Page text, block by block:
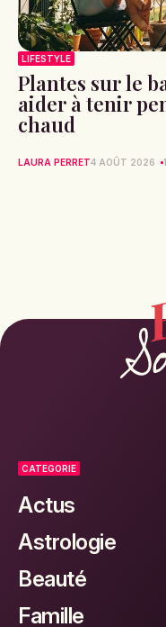
LIFESTYLE
Plantes sur le
aider à tenir
chaud
LAURA PERRET4 AOÛT 2026
CATEGORIE
Actus
Astrologie
Beauté
Famille